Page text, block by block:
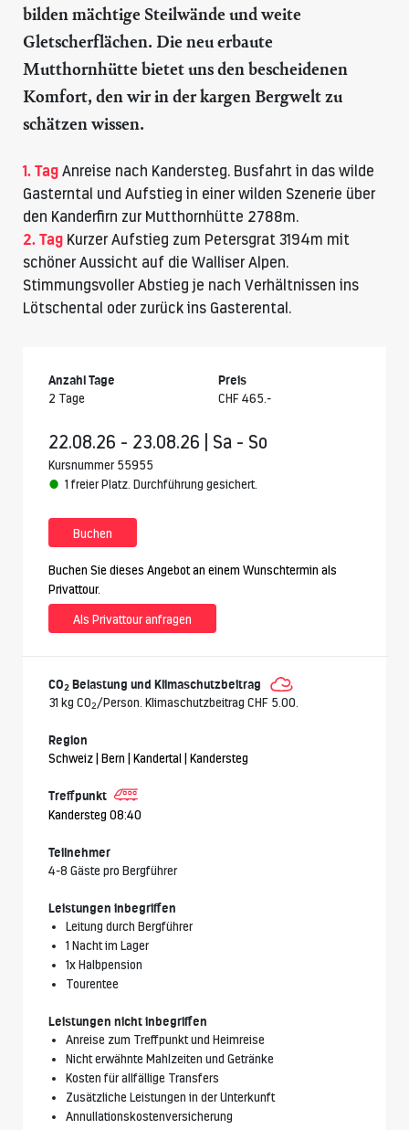
bilden mächtige Steilwände und weite
Gletscherflächen. Die neu erbaute
Mutthornhütte bietet uns den bescheidenen
Komfort, den wir in der kargen Bergwelt zu
schätzen wissen.
1. Tag Anreise nach Kandersteg. Busfahrt in das wilde
Gasterntal und Aufstieg in einer wilden Szenerie über
den Kanderfirn zur Mutthornhütte 2788m.
2. Tag Kurzer Aufstieg zum Petersgrat 3194m mit
schöner Aussicht auf die Walliser Alpen.
Stimmungsvoller Abstieg je nach Verhältnissen ins
Lötschental oder zurück ins Gasterental.
Anzahl Tage
2 Tage
Preis
CHF 465.-
22.08.26 - 23.08.26 | Sa - So
Kursnummer 55955
1 freier Platz. Durchführung gesichert.
Buchen
Buchen Sie dieses Angebot an einem Wunschtermin als
Privattour.
Als Privattour anfragen
CO2 Belastung und Klimaschutzbeitrag
31 kg CO2/Person. Klimaschutzbeitrag CHF 5.00.
Region
Schweiz | Bern | Kandertal | Kandersteg
Treffpunkt
Kandersteg 08:40
Teilnehmer
4-8 Gäste pro Bergführer
Leistungen inbegriffen
Leitung durch Bergführer
1 Nacht im Lager
1x Halbpension
Tourentee
Leistungen nicht inbegriffen
Anreise zum Treffpunkt und Heimreise
Nicht erwähnte Mahlzeiten und Getränke
Kosten für allfällige Transfers
Zusätzliche Leistungen in der Unterkunft
Annullationskostenversicherung